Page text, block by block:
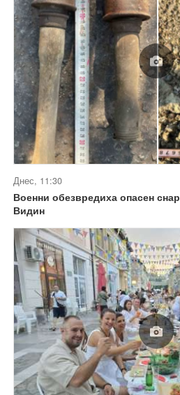
Днес, 11:30
Военни обезвредиха опасен
Видин